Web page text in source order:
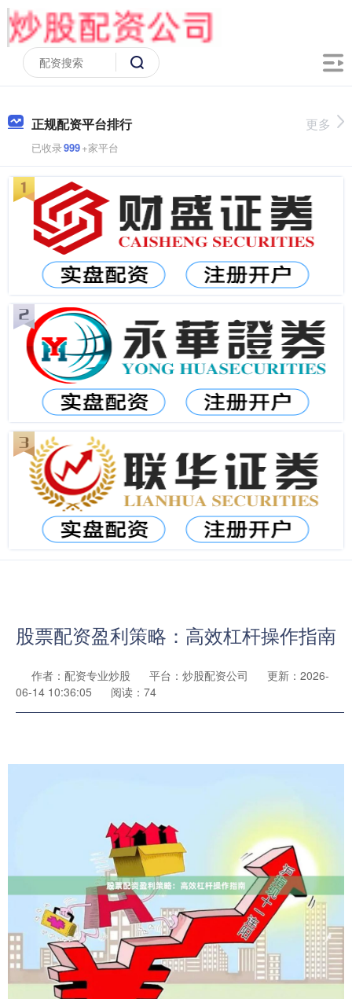
正规配资平台排行
已收录999+家平台
更多
股票配资盈利策略：高效杠杆操作指南
作者：配资专业炒股 平台：炒股配资公司
更新：2026-
06-14 10:36:05
阅读：74